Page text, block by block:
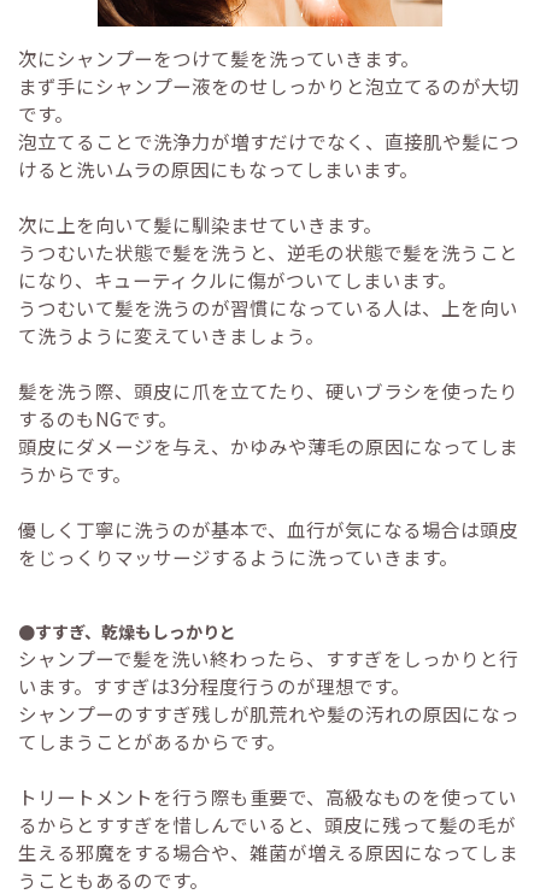
次にシャンプーをつけて髪を洗っていきます。
まず手にシャンプー液をのせしっかりと泡立てるのが大切
です。
泡立てることで洗浄力が増すだけでなく、直接肌や髪につ
けると洗いムラの原因にもなってしまいます。
次に上を向いて髪に馴染ませていきます。
うつむいた状態で髪を洗うと、逆毛の状態で髪を洗うこと
になり、キューティクルに傷がついてしまいます。
うつむいて髪を洗うのが習慣になっている人は、上を向い
て洗うように変えていきましょう。
髪を洗う際、頭皮に爪を立てたり、硬いブラシを使ったり
するのもNGです。
頭皮にダメージを与え、かゆみや薄毛の原因になってしま
うからです。
優しく丁寧に洗うのが基本で、血行が気になる場合は頭皮
をじっくりマッサージするように洗っていきます。
●すすぎ、乾燥もしっかりと
シャンプーで髪を洗い終わったら、すすぎをしっかりと行
います。すすぎは3分程度行うのが理想です。
シャンプーのすすぎ残しが肌荒れや髪の汚れの原因になっ
てしまうことがあるからです。
トリートメントを行う際も重要で、高級なものを使ってい
るからとすすぎを惜しんでいると、頭皮に残って髪の毛が
生える邪魔をする場合や、雑菌が増える原因になってしま
うこともあるのです。